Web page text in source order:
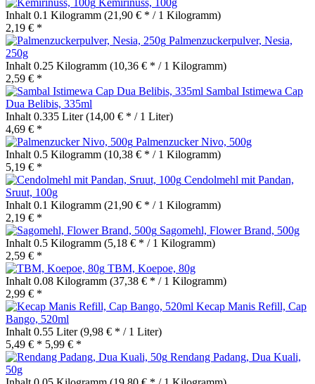
Inhalt 0.1 Kilogramm (21,90 € * / 1 Kilogramm)
2,19 € *
Palmenzuckerpulver, Nesia,
250g
Inhalt 0.25 Kilogramm (10,36 € * / 1 Kilogramm)
2,59 € *
Sambal Istimewa Cap
Dua Belibis, 335ml
Inhalt 0.335 Liter(14,00 € * / 1 Liter)
4,69 € *
Palmenzucker Nivo, 500g
Inhalt 0.5 Kilogramm (10,38 € * / 1 Kilogramm)
5,19 € *
Cendolmehl mit Pandan,
Sruut, 100g
Inhalt 0.1 Kilogramm (21,90 € * / 1 Kilogramm)
2,19 € *
Sagomehl, Flower Brand, 500g
Inhalt 0.5 Kilogramm (5,18 € * / 1 Kilogramm)
2,59 € *
TBM, Koepoe, 80g
Inhalt 0.08 Kilogramm (37,38 € * / 1 Kilogramm)
2,99 € *
Kecap Manis Refill, Cap
Bango, 520ml
Inhalt 0.55 Liter(9,98 € * / 1 Liter)
5,49 € * 5,99 € *
Rendang Padang, Dua Kuali,
50g